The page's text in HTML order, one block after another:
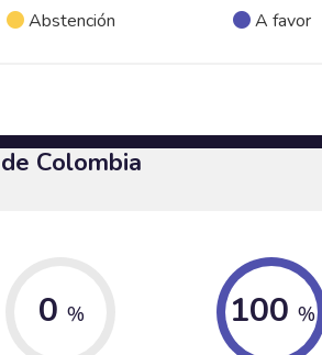
Abstención A favor
Colombia
0 % 100 %